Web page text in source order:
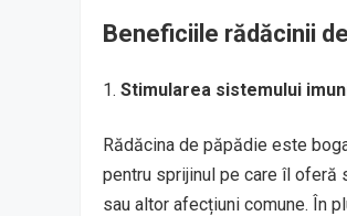
Beneficiile rădăcinii
Stimularea sistemului
Rădăcina de păpădie este
pentru sprijinul pe care îl oferă
sau altor afecțiuni comune. În